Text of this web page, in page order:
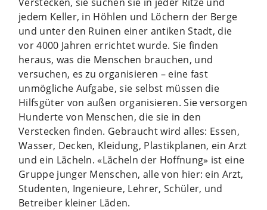
jedem Keller, in Höhlen und Löchern der Berge
und unter den Ruinen einer antiken Stadt, die
vor 4000 Jahren errichtet wurde. Sie finden
heraus, was die Menschen brauchen, und
versuchen, es zu organisieren – eine fast
unmögliche Aufgabe, sie selbst müssen die
Hilfsgüter von außen organisieren. Sie versorgen
Hunderte von Menschen, die sie in den
Verstecken finden. Gebraucht wird alles: Essen,
Wasser, Decken, Kleidung, Plastikplanen, ein Arzt
und ein Lächeln. «Lächeln der Hoffnung» ist eine
Gruppe junger Menschen, alle von hier: ein Arzt,
Studenten, Ingenieure, Lehrer, Schüler, und
Betreiber kleiner Läden.